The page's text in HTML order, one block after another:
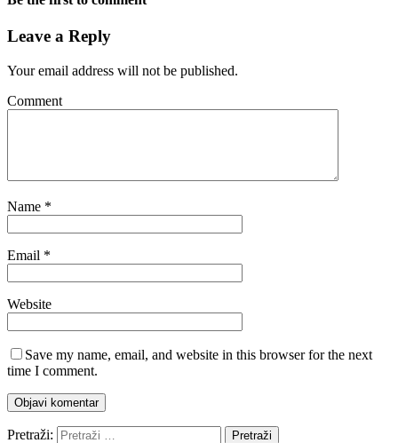
Leave a Reply
Your email address will not be published.
Comment
Name *
Email *
Website
Save my name, email, and website in this browser for the next
time I comment.
Pretraži: